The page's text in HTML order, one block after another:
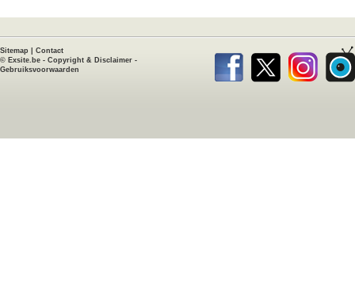
Sitemap
Contact
© Exsite.be - Copyright & Disclaimer -
Gebruiksvoorwaarden